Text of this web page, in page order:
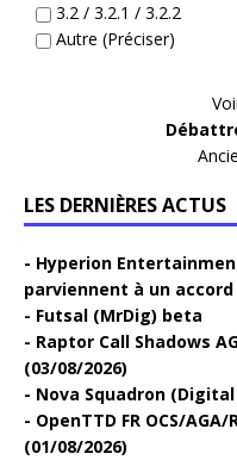
3.2 / 3.2.1 / 3.2.2
Autre (Préciser)
LES DERNIÈRES ACTUS
Hyperion
parviennent à un accord
Futsal (MrDig) beta
Raptor Call Shadows
(03/08/2026)
Nova Squadron
OpenTTD FR OCS/
(01/08/2026)